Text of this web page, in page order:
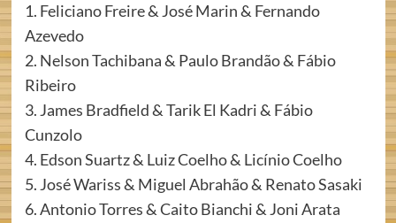
1. Feliciano Freire & José Marin & Fernando
Azevedo
2. Nelson Tachibana & Paulo Brandão & Fábio
Ribeiro
3. James Bradfield & Tarik El Kadri & Fábio
Cunzolo
4. Edson Suartz & Luiz Coelho & Licínio Coelho
5. José Wariss & Miguel Abrahão & Renato Sasaki
6. Antonio Torres & Caito Bianchi & Joni Arata